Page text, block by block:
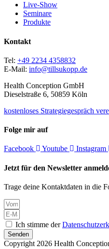
Live-Show
Seminare
Produkte
Kontakt
Tel: +49 2234 4358832
E-Mail: info@tillsukopp.de
Health Conception GmbH
Dieselstraße 6, 50859 Köln
kostenloses Strategiegespräch
Folge mir auf
Facebook Youtube Instagram
Jetzt für den Newsletter
Trage deine Kontaktdaten in die
Ich stimme der
Senden
Copyright 2026 Health